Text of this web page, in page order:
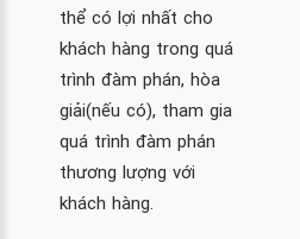
thể có lợi nhất cho
khách hàng trong quá
trình đàm phán, hòa
giải(nếu có), tham gia
quá trình đàm phán
thương lượng với
khách hàng.